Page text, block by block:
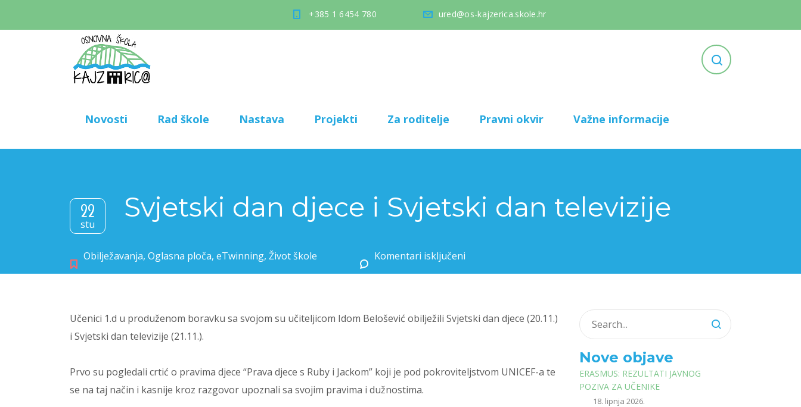
+385 1 6454 780 ured@os-kajzerica.skole.hr
Novosti Rad škole Nastava Projekti Za roditelje Pravni okvir Važne informacije
22
stu
Svjetski dan djece i Svjetski dan televizije
Obilježavanja, Oglasna ploča, eTwinning, Život škole Komentari isključeni
Učenici 1.d u produženom boravku sa svojom su učiteljicom Idom Belošević obilježili Svjetski dan djece (20.11.)
i Svjetski dan televizije (21.11.).
Prvo su pogledali crtić o pravima djece “Prava djece s Ruby i Jackom” koji je pod pokroviteljstvom UNICEF-a te
se na taj način i kasnije kroz razgovor upoznali sa svojim pravima i dužnostima.
Nove objave
ERASMUS: REZULTATI JAVNOG
POZIVA ZA UČENIKE
18. lipnja 2026.